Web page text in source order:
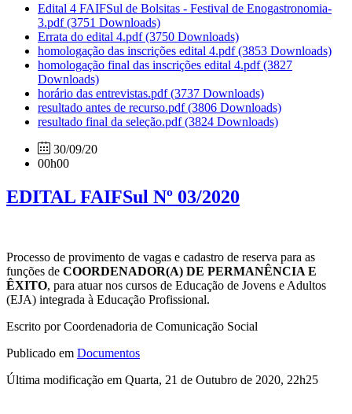
Edital 4 FAIFSul de Bolsitas - Festival de Enogastronomia-
3.pdf(3751 Downloads)
Errata do edital 4.pdf(3750 Downloads)
homologação das inscrições edital 4.pdf(3853 Downloads)
homologação final das inscrições edital 4.pdf(3827
Downloads)
horário das entrevistas.pdf(3737 Downloads)
resultado antes de recurso.pdf(3806 Downloads)
resultado final da seleção.pdf(3824 Downloads)
30/09/20
00h00
EDITAL FAIFSul Nº 03/2020
Processo de provimento de vagas e cadastro de reserva para as
funções de COORDENADOR(A) DE PERMANÊNCIA E
ÊXITO, para atuar nos cursos de Educação de Jovens e Adultos
(EJA) integrada à Educação Profissional.
Escrito por Coordenadoria de Comunicação Social
Publicado em Documentos
Última modificação em Quarta, 21 de Outubro de 2020, 22h25